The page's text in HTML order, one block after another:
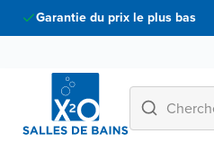
Garantie du prix le plus bas